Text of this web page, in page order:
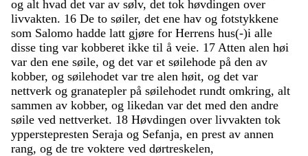
og alt hvad det var av sølv, det tok høvdingen over
livvakten. 16 De to søiler, det ene hav og fotstykkene
som Salomo hadde latt gjøre for Herrens hus(-)i alle
disse ting var kobberet ikke til å veie. 17 Atten alen høi
var den ene søile, og det var et søilehode på den av
kobber, og søilehodet var tre alen høit, og det var
nettverk og granatepler på søilehodet rundt omkring, alt
sammen av kobber, og likedan var det med den andre
søile ved nettverket. 18 Høvdingen over livvakten tok
ypperstepresten Seraja og Sefanja, en prest av annen
rang, og de tre voktere ved dørtreskelen,